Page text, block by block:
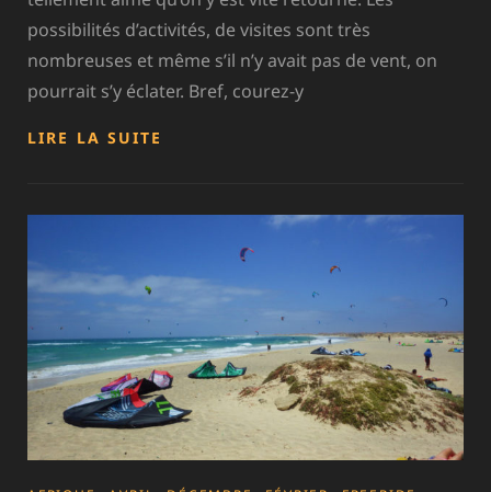
possibilités d’activités, de visites sont très
nombreuses et même s’il n’y avait pas de vent, on
pourrait s’y éclater. Bref, courez-y
LIRE LA SUITE
ANNE